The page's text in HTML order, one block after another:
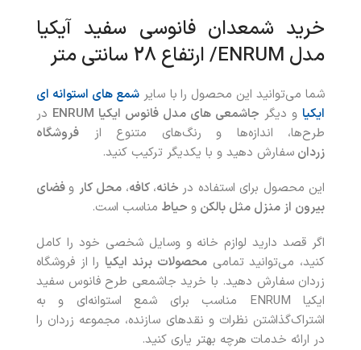
خریدشمعدان فانوسی سفید آیکیا
مدل ENRUM/ ارتفاع 28 سانتی متر
شما می‌توانید این محصول را با سایر شمع های استوانه ای
ایکیا و دیگر جاشمعی های مدل فانوس ایکیا ENRUM
در
طرح‌ها، اندازه‌ها و رنگ‌های متنوع از فروشگاه
زردان سفارش دهید و با یکدیگر ترکیب کنید.
این محصول برای استفاده در خانه‌، کافه، محل کار و فضای
بیرون از منزل مثل بالکن و حیاط مناسب است.
اگر قصد دارید لوازم خانه و وسایل شخصی خود را کامل
کنید، می‌توانید تمامی محصولات برند ایکیا را از فروشگاه
زردان سفارش دهید. با خريد جاشمعی طرح فانوس سفید
ایکیا ENRUM مناسب برای شمع استوانه‌ای و به
اشتراک‌گذاشتن نظرات و نقدهای سازنده، مجموعه زردان را
در ارائه خدمات هرچه بهتر ياری کنيد.